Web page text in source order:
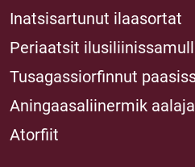
Inatsisartunut ilaasortat
Periaatsit
Tusagassiorfinnut
Aningaasaliinermik
Atorfiit